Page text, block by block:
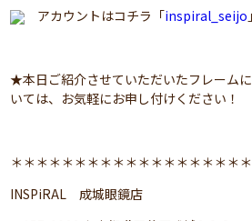
アカウントはコチラ「inspiral_seijo
★本日ご紹介させていただいたフレーム
いては、お気軽にお申し付けください！
＊＊＊＊＊＊＊＊＊＊＊＊＊＊＊＊＊＊
INSPiRAL 成城眼鏡店